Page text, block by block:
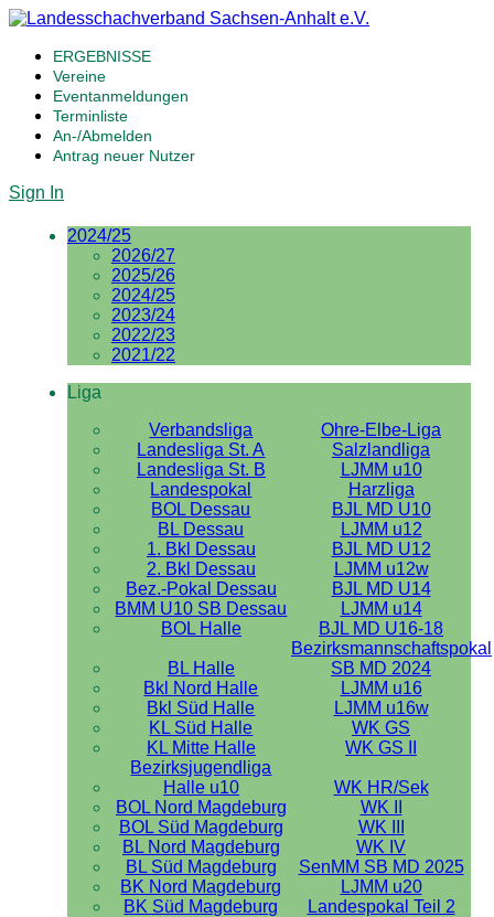
ERGEBNISSE
Vereine
Eventanmeldungen
Terminliste
An-/Abmelden
Antrag neuer Nutzer
Sign In
2024/25
2026/27
2025/26
2024/25
2023/24
2022/23
2021/22
Liga
Verbandsliga
Ohre-Elbe-Liga
Landesliga St. A
Salzlandliga
Landesliga St. B
LJMM u10
Landespokal
Harzliga
BOL Dessau
BJL MD U10
BL Dessau
LJMM u12
1. Bkl Dessau
BJL MD U12
2. Bkl Dessau
LJMM u12w
Bez.-Pokal Dessau
BJL MD U14
BMM U10 SB Dessau
LJMM u14
BOL Halle
BJL MD U16-18
BL Halle
Bezirksmannschaftspokal
SB MD 2024
Bkl Nord Halle
LJMM u16
Bkl Süd Halle
LJMM u16w
KL Süd Halle
WK GS
KL Mitte Halle
WK GS II
Bezirksjugendliga
Halle u10
WK HR/Sek
BOL Nord Magdeburg
WK II
BOL Süd Magdeburg
WK III
BL Nord Magdeburg
WK IV
BL Süd Magdeburg
SenMM SB MD 2025
BK Nord Magdeburg
LJMM u20
BK Süd Magdeburg
Landespokal Teil 2